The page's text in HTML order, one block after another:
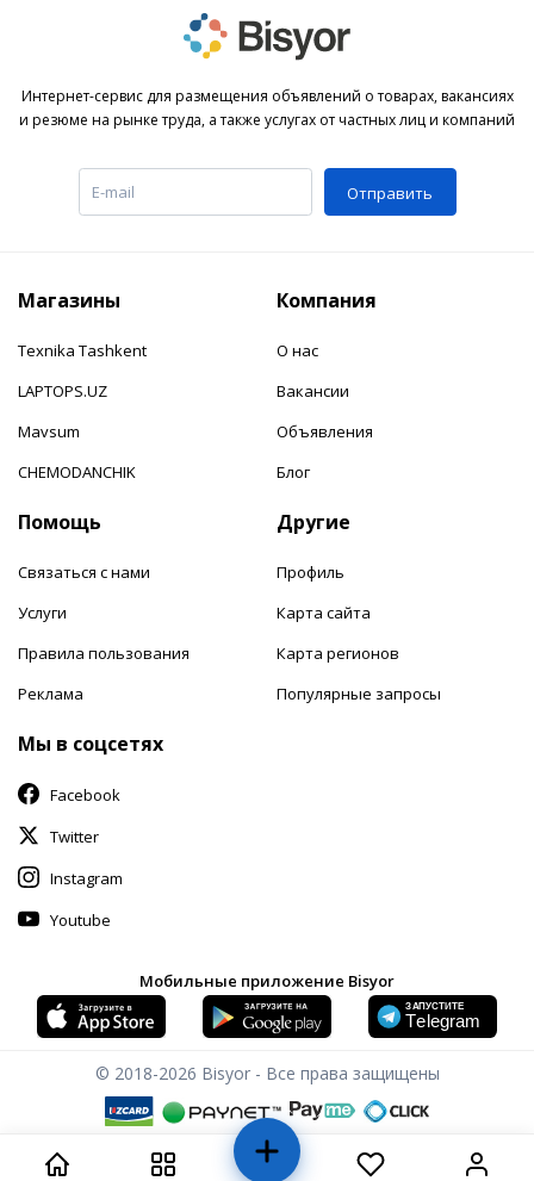
Интернет-сервис для размещения объявлений о товарах, вакансиях
и резюме на рынке труда, а также услугах от частных лиц и компаний
Отправить
Магазины
Texnika Tashkent
LAPTOPS.UZ
Mavsum
CHEMODANCHIK
Компания
О нас
Вакансии
Объявления
Блог
Помощь
Связаться с нами
Услуги
Правила пользования
Реклама
Другие
Профиль
Карта сайта
Карта регионов
Популярные запросы
Мы в соцсетях
Facebook
Twitter
Instagram
Youtube
Мобильные приложение Bisyor
© 2018-2026 Bisyor - Все права защищены